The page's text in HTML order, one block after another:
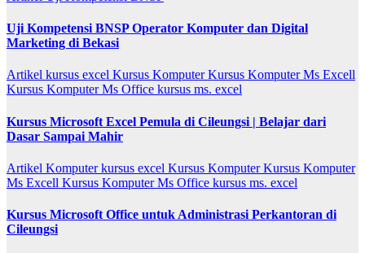
Uji Kompetensi BNSP Operator Komputer dan Digital
Marketing di Bekasi
Artikel kursus excel Kursus KomputerKursus Komputer Ms Excell
Kursus Komputer Ms Office kursus ms. excel
Kursus Microsoft Excel Pemula di Cileungsi | Belajar dari
Dasar Sampai Mahir
Artikel Komputerkursus excel Kursus KomputerKursus Komputer
Ms Excell Kursus Komputer Ms Office kursus ms. excel
Kursus Microsoft Office untuk Administrasi Perkantoran di
Cileungsi